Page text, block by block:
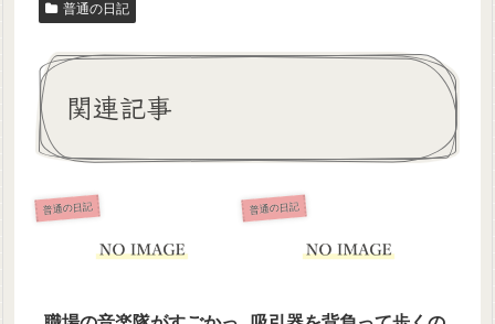
普通の日記
関連記事
普通の日記 普通の日記